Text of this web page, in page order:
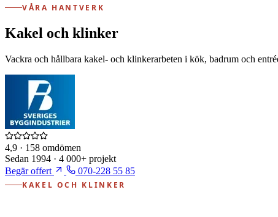
VÅRA HANTVERK
Kakel och klinker
Vackra och hållbara kakel- och klinkerarbeten i kök, badrum och
4,9 · 158 omdömen
Sedan 1994 · 4 000+ projekt
Begär offert
070-228 55 85
KAKEL OCH KLINKER